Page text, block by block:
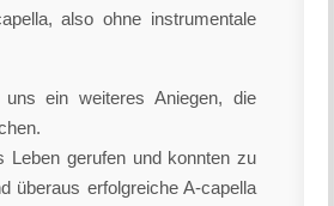
also ohne instrumentale
ein weiteres Aniegen, die
Leben gerufen und konnten zu
überaus erfolgreiche A-capella